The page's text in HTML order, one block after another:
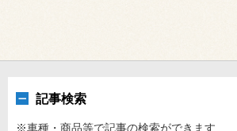
記事検索
※車種・商品等で記事の検索ができます